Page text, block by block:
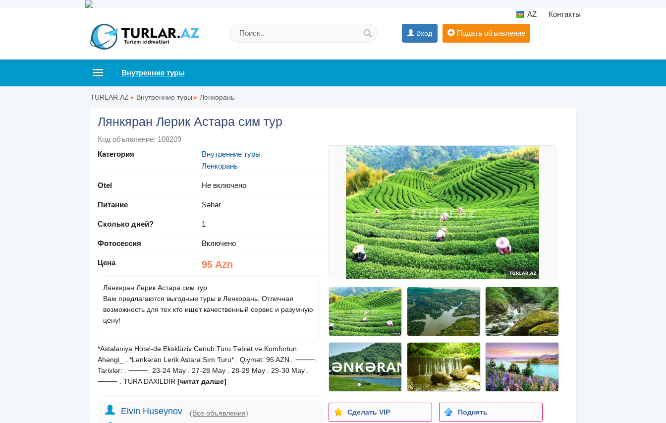
AZ Контакты
Вход Подать объявление
Внутренние туры
TURLAR.AZ ▸ Внутренние туры ▸ Ленкорань
Лянкяран Лерик Астара сим тур
Код объявление: 108209
Категория
Внутренние туры
Ленкорань
Otel Не включено
Питание Səhər
Сколько дней? 1
Фотосессия Включено
Цена 95 Azn
Лянкяран Лерик Астара сим тур
Вам предлагаются выгодные туры в Ленкорань. Отличная
возможность для тех кто ищет качественный сервис и разумную
цену!
*Astalaniya Hotel-də Eksklüziv Cənub Turu Təbiət və Komfortun
Ahəngi_ . *Lənkəran Lerik Astara Sım Turu* . Qiymət: 95 AZN . ⸻.
Tarixlər: . ⸻. 23-24 May . 27-28 May . 28-29 May . 29-30 May .
⸻ . TURA DAXİLDİR [читат далше]
Elvin Huseynov (Все объявления) Сделать VIP Поднять